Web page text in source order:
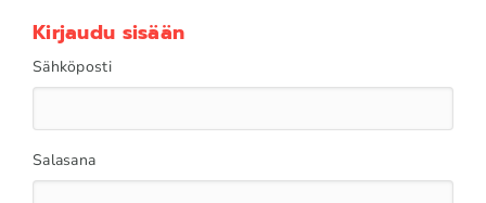
Kirjaudu sisään
Sähköposti
Salasana